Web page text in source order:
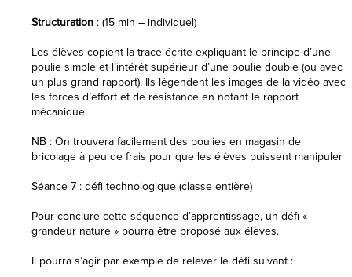
Structuration : (15 min – individuel)
Les élèves copient la trace écrite expliquant le principe d’une
poulie simple et l’intérêt supérieur d’une poulie double (ou avec
un plus grand rapport). Ils légendent les images de la vidéo avec
les forces d’effort et de résistance en notant le rapport
mécanique.
NB : On trouvera facilement des poulies en magasin de
bricolage à peu de frais pour que les élèves puissent manipuler
Séance 7 : défi technologique (classe entière)
Pour conclure cette séquence d’apprentissage, un défi «
grandeur nature » pourra être proposé aux élèves.
Il pourra s’agir par exemple de relever le défi suivant :